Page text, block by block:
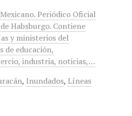
Periódico Oficial
Habsburgo. Contiene
y ministerios del
de educación,
industria, noticias,…
, Inundados, Líneas